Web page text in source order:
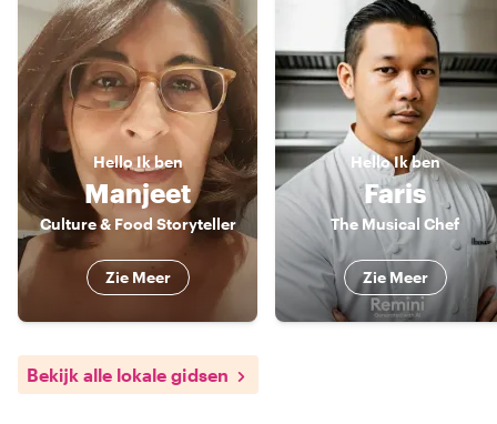
Hello Ik ben
Manjeet
Culture & Food Storyteller
Zie Meer
HelloIk ben
Faris
The Musical Chef
Zie Meer
Bekijk alle lokale gidsen